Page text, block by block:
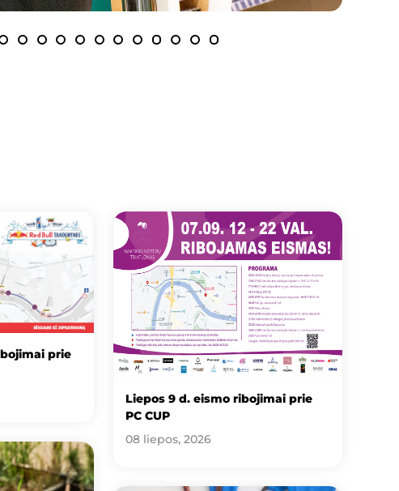
prie
Liepos 9 d. eismo ribojimai prie
PC CUP
08 liepos, 2026